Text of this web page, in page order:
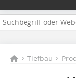
Tiefbau